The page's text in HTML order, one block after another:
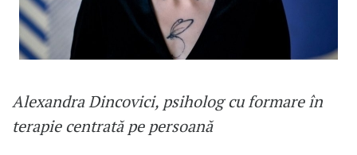
Alexandra Dincovici, psiholog cu formare în
terapie centrată pe persoană